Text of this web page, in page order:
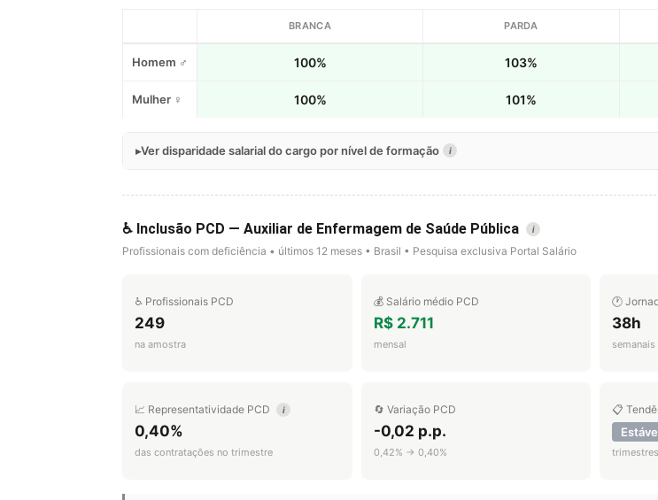
BRANCA PARDA
Homem ♂ 100% 103%
Mulher ♀ 100% 101%
Ver disparidade salarial do cargo por nível de formação i
♿ Inclusão PCD — Auxiliar de Enfermagem de Saúde Pública i
Profissionais com deficiência • últimos 12 meses • Brasil • Pesquisa exclusiva Portal Salário
♿ Profissionais PCD
249
na amostra
💰 Salário médio PCD
R$ 2.711
mensal
🕐
38h
semanais
📈 Representatividade PCD i
0,40%
das contratações no trimestre
🔄 Variação PCD
-0,02 p.p.
0,42% → 0,40%
📋